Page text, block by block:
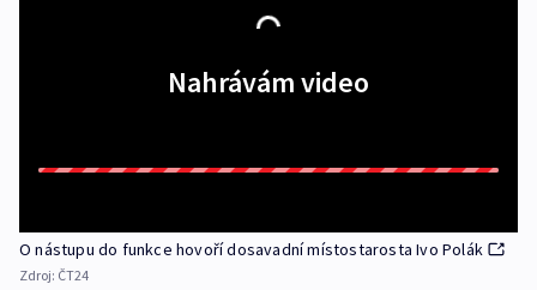
Nahrávám video
O nástupu do funkce hovoří dosavadní místostarosta Ivo Polák
Zdroj: ČT24